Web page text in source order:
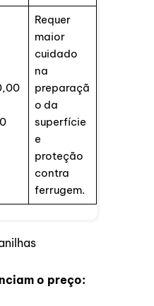
Requer
maior
cuidado
na
preparaçã
o da
superfície
e
proteção
contra
ferrugem.
o preço: